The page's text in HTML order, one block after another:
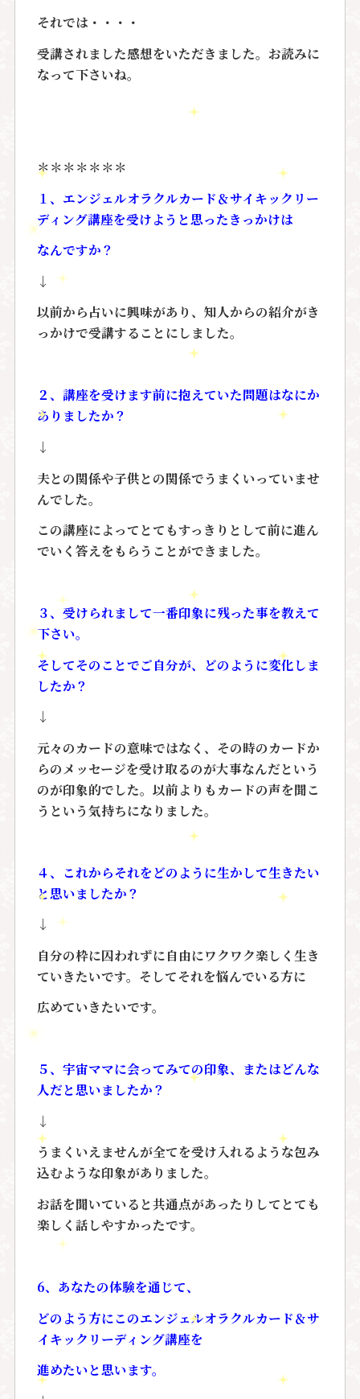
それでは・・・・
受講されました感想をいただきました。お読みに
なって下さいね。
＊＊＊＊＊＊＊
１、エンジェルオラクルカード＆サイキックリー
ディング講座を受けようと思ったきっかけは
なんですか？
↓
以前から占いに興味があり、知人からの紹介がき
っかけで受講することにしました。
２、講座を受けます前に抱えていた問題はなにか
ありましたか？
↓
夫との関係や子供との関係でうまくいっていませ
んでした。
この講座によってとてもすっきりとして前に進ん
でいく答えをもらうことができました。
３、受けられまして一番印象に残った事を教えて
下さい。
そしてそのことでご自分が、どのように変化しま
したか？
↓
元々のカードの意味ではなく、その時のカードか
らのメッセージを受け取るのが大事なんだという
のが印象的でした。以前よりもカードの声を聞こ
うという気持ちになりました。
４、これからそれをどのように生かして生きたい
と思いましたか？
↓
自分の枠に囚われずに自由にワクワク楽しく生き
ていきたいです。そしてそれを悩んでいる方に
広めていきたいです。
５、宇宙ママに会ってみての印象、またはどんな
人だと思いましたか？
↓
うまくいえませんが全てを受け入れるような包み
込むような印象がありました。
お話を聞いていると共通点があったりしてとても
楽しく話しやすかったです。
6、あなたの体験を通じて、
どのよう方にこのエンジェルオラクルカード＆サ
イキックリーディング講座を
進めたいと思います。